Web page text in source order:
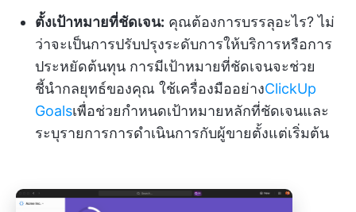
ตั้งเป้าหมายที่ชัดเจน: คุณต้องการบรรลุอะไร? ไม่
ว่าจะเป็นการปรับปรุงระดับการให้บริการหรือการ
ประหยัดต้นทุน การมีเป้าหมายที่ชัดเจนจะช่วย
ชี้นำกลยุทธ์ของคุณ ใช้เครื่องมืออย่างClickUp
Goalsเพื่อช่วยกำหนดเป้าหมายหลักที่ชัดเจนและ
ระบุรายการการดำเนินการกับผู้ขายตั้งแต่เริ่มต้น